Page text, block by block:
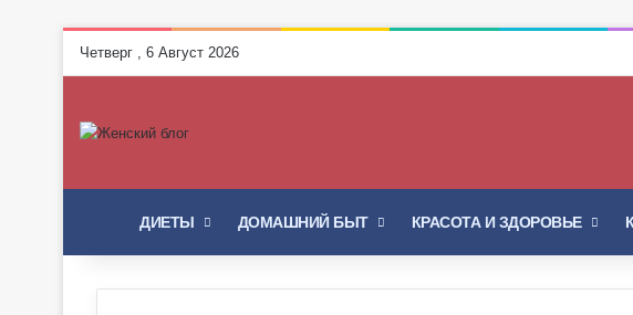
Четверг , 6 Август 2026
ГЛАВНАЯ
ДИЕТЫ ДОМАШНИЙ БЫТ КРАСОТА И ЗДОРОВЬЕ